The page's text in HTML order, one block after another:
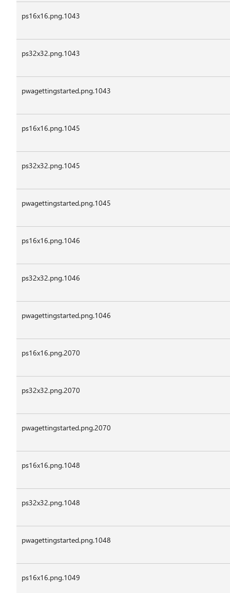
ps16x16.png.1043
ps32x32.png.1043
pwagettingstarted.png.1043
ps16x16.png.1045
ps32x32.png.1045
pwagettingstarted.png.1045
ps16x16.png.1046
ps32x32.png.1046
pwagettingstarted.png.1046
ps16x16.png.2070
ps32x32.png.2070
pwagettingstarted.png.2070
ps16x16.png.1048
ps32x32.png.1048
pwagettingstarted.png.1048
ps16x16.png.1049